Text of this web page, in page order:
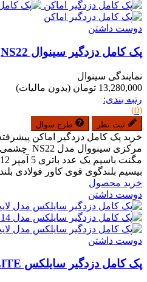
دوست داشتن
پک کامل دزدگیر سینوال NS22
نمایندگی سینوال
13,280,000 تومان
(بدون مالیات)
رتبه بندی:
(0)
ثبت نظر طرح سوال
بیسیم بلندگوی قوی کاور فولادی
خرید محصول
دوست داشتن
دوست داشتن
پک کامل دزدگیر سایلکس SG8-LITE مدل SL01